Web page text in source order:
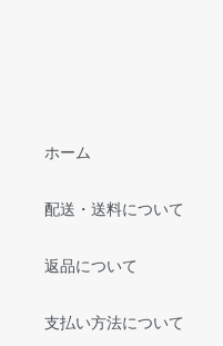
ホーム
配送・送料について
返品について
支払い方法について